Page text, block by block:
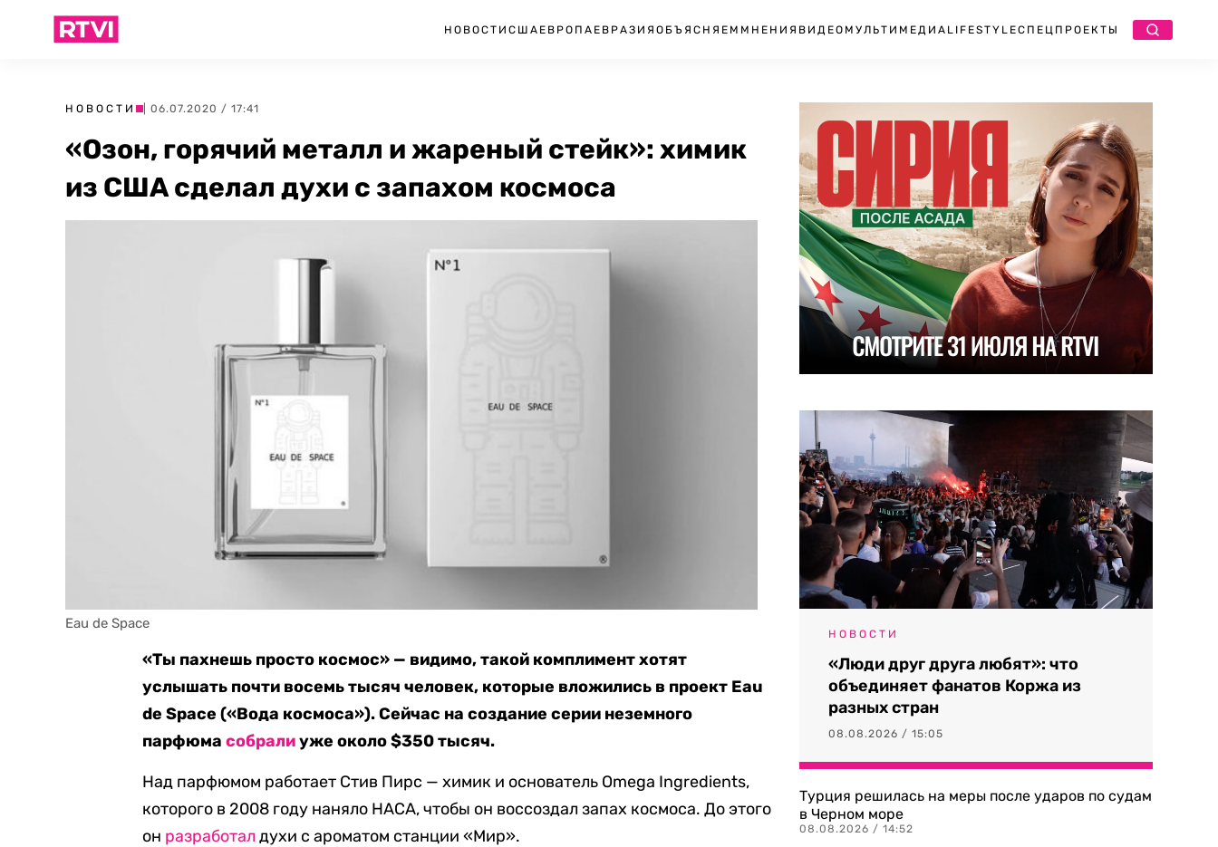
НОВОСТИ США ЕВРОПА ЕВРАЗИЯ ОБЪЯСНЯЕМ МНЕНИЯ ВИДЕО МУЛЬТИМЕДИА LIFESTYLEСПЕЦПРОЕКТЫ
НОВОСТИ | 06.07.2020 / 17:41
«Озон, горячий металл и жареный стейк»: химик
из США сделал духи с запахом космоса
Eau de Space
«Ты пахнешь просто космос» — видимо, такой комплимент хотят
услышать почти восемь тысяч человек, которые вложились в проект Eau
de Space («Вода космоса»). Сейчас на создание серии неземного
парфюмасобралиуже около $350 тысяч.
Над парфюмом работает Стив Пирс — химик и основатель Omega Ingredients,
которого в 2008 году наняло НАСА, чтобы он воссоздал запах космоса. До этого
он разработал духи с ароматом станции «Мир».
НОВОСТИ
«Люди друг друга любят»: что
объединяет фанатов Коржа из
разных стран
08.08.2026 / 15:05
Турция решилась на меры после ударов по судам
в Черном море
08.08.2026 / 14:52